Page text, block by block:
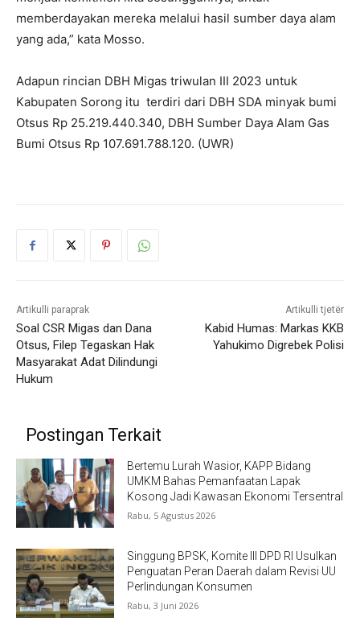
memberdayakan mereka melalui hasil sumber daya alam
yang ada,” kata Mosso.
Adapun rincian DBH Migas triwulan III 2023 untuk
Kabupaten Sorong itu terdiri dari DBH SDA minyak bumi
Otsus Rp 25.219.440.340, DBH Sumber Daya Alam Gas
Bumi Otsus Rp 107.691.788.120. (UWR)
Artikulli paraprak
Soal CSR Migas dan Dana
Otsus, Filep Tegaskan Hak
Masyarakat Adat Dilindungi
Hukum
Artikulli tjetër
Kabid Humas: Markas KKB
Yahukimo Digrebek Polisi
Postingan Terkait
Bertemu Lurah Wasior, KAPP Bidang
UMKM Bahas Pemanfaatan Lapak
Kosong Jadi Kawasan Ekonomi Tersentral
Rabu, 5 Agustus 2026
Singgung BPSK, Komite III DPD RI Usulkan
Penguatan Peran Daerah dalam Revisi UU
Perlindungan Konsumen
Rabu, 3 Juni 2026